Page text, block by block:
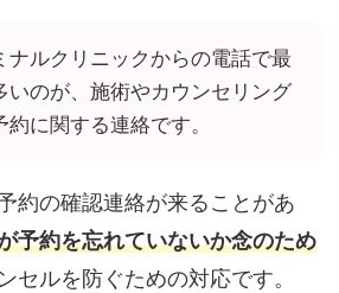
ナルクリニックからの電話で最
いのが、施術やカウンセリング
約に関する連絡です。
約の確認連絡が来ることがあ
予約を忘れていないか念のため
セルを防ぐための対応です。